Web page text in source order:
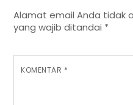
Alamat email Anda tidak
yang wajib ditandai *
KOMENTAR *